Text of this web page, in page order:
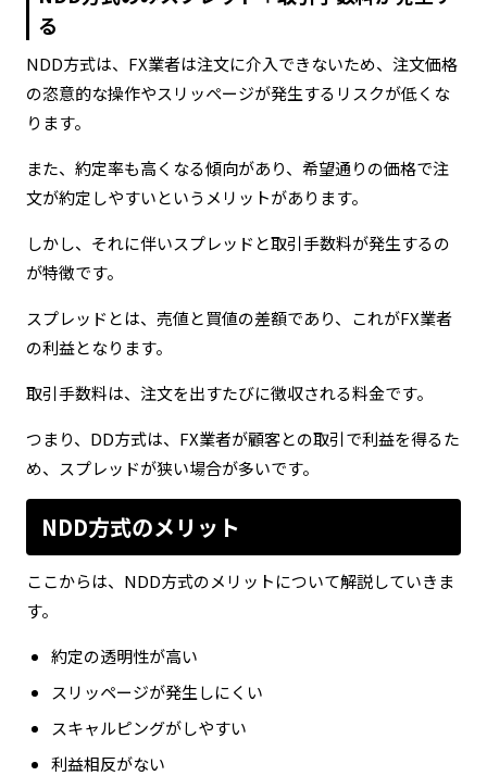
る
NDD方式は、FX業者は注文に介入できないため、注文価格
の恣意的な操作やスリッページが発生するリスクが低くな
ります。
また、約定率も高くなる傾向があり、希望通りの価格で注
文が約定しやすいというメリットがあります。
しかし、それに伴いスプレッドと取引手数料が発生するの
が特徴です。
スプレッドとは、売値と買値の差額であり、これがFX業者
の利益となります。
取引手数料は、注文を出すたびに徴収される料金です。
つまり、DD方式は、FX業者が顧客との取引で利益を得るた
め、スプレッドが狭い場合が多いです。
NDD方式のメリット
ここからは、NDD方式のメリットについて解説していきま
す。
約定の透明性が高い
スリッページが発生しにくい
スキャルピングがしやすい
利益相反がない